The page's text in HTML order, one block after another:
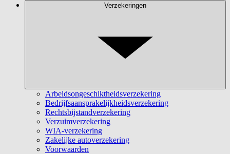
Verzekeringen
Arbeidsongeschiktheidsverzekering
Bedrijfsaansprakelijkheidsverzekering
Rechtsbijstandverzekering
Verzuimverzekering
WIA-verzekering
Zakelijke autoverzekering
Voorwaarden